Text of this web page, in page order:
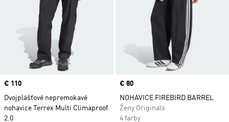
Price
€ 110
Dvojplášťové nepremokavé
nohavice Terrex Multi Climaproof
2.0
Price
€ 80
NOHAVICE FIREBIRD BARREL
Ženy Originals
4 farby